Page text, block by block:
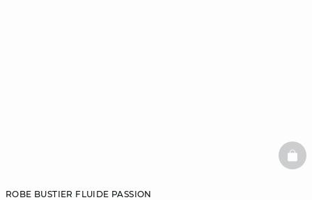
ROBE BUSTIER FLUIDE PASSION